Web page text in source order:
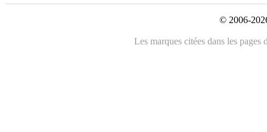
© 2006-
Les marques citées dans les pages